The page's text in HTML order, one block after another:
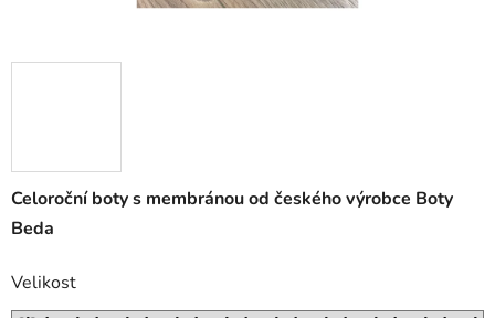
Celoroční boty s membránou od českého výrobce Boty
Beda
Velikost